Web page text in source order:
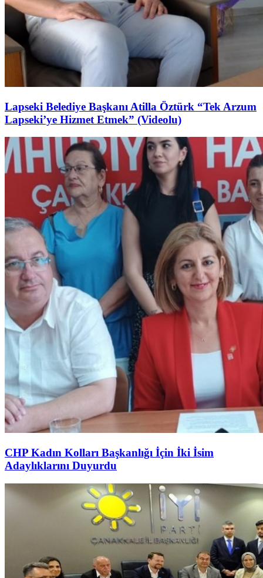
Lapseki Belediye Başkanı Atilla Öztürk “Tek Arzum
Lapseki’ye Hizmet Etmek” (Videolu)
CHP Kadın Kolları Başkanlığı İçin İki İsim
Adaylıklarını Duyurdu